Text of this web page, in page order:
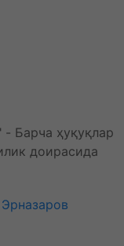
Барча ҳуқуқлар
доирасида